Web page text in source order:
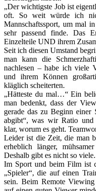
„Der wichtigste Job ist
oft. So weit würde ich
Mannschaftssport, um mal
sehr passend finde. Das
Einzelteile UND ihrem
Seit ich diesen Umstand
man kann die
nachlesen – habe ich viele
und ihrem Können
kläglich scheiterten.
„Hätteste du mal…“ Ein
man bedenkt, dass der
gerade das zu Beginn einer
abgibt“, was wir Ratio und
klar, worum es geht.
Leider ist die Zeit, die man
erheblich länger,
Deshalb gibt es nicht so viele.
Im Sport und beim Film ist
„Spieler“, die auf einen
sein. Beim Remote